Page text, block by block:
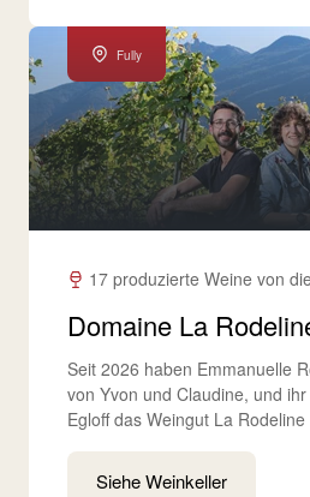
Fully
17 produzierte Weine von
Domaine La
Seit 2026 haben Emmanuelle
von Yvon und Claudine, und
Egloff das Weingut La
Siehe Weinkeller